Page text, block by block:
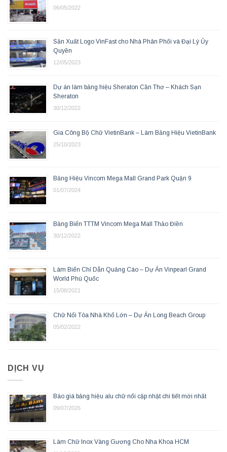
06/05/2022
Sản Xuất Logo VinFast cho Nhà Phân Phối và Đại Lý Ủy
Quyền
12/05/2023
Dự án làm bảng hiệu Sheraton Cần Thơ – Khách Sạn
Sheraton
30/12/2022
Gia Công Bộ Chữ VietinBank – Làm Bảng Hiệu VietinBank
25/10/2023
Bảng Hiệu Vincom Mega Mall Grand Park Quận 9
01/07/2024
Bảng Biển TTTM Vincom Mega Mall Thảo Điền
30/12/2022
Làm Biển Chỉ Dẫn Quảng Cáo – Dự Án Vinpearl Grand
World Phú Quốc
15/08/2021
Chữ Nổi Tòa Nhà Khổ Lớn – Dự Án Long Beach Group
05/02/2022
DỊCH VỤ
Báo giá bảng hiệu alu chữ nổi cập nhật chi tiết mới nhất
09/07/2026
Làm Chữ Inox Vàng Gương Cho Nha Khoa HCM